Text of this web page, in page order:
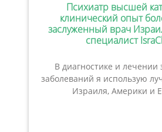
Психиатр высшей
клинический опыт
заслуженный врач
специалист
В диагностике и лечении
заболеваний я использую
Израиля, Америки и